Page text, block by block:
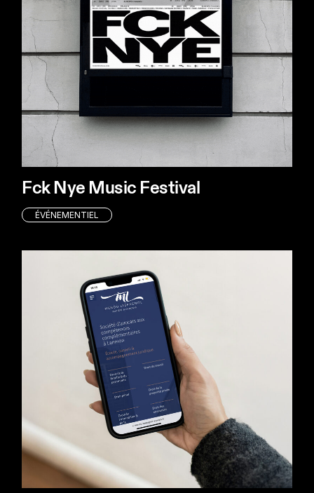
Fck Nye Music Festival
ÉVÉNEMENTIEL